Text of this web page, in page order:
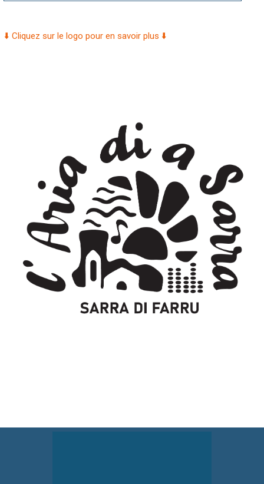
⬇️ Cliquez sur le logo pour en savoir plus ⬇️